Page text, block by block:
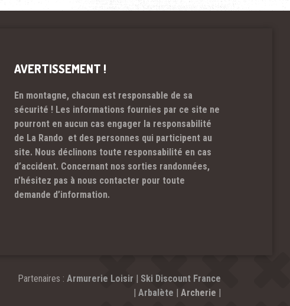
AVERTISSEMENT !
En montagne, chacun est responsable de sa
sécurité ! Les informations fournies par ce site ne
pourront en aucun cas engager la responsabilité
de La Rando et des personnes qui participent au
site. Nous déclinons toute responsabilité en cas
d’accident. Concernant nos sorties randonnées,
n’hésitez pas à nous contacter pour toute
demande d’information.
Partenaires : Armurerie Loisir
Ski Discount France
Arbalète Archerie